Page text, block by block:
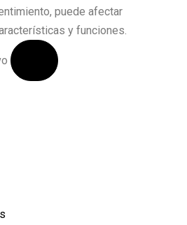
puede afectar
y funciones.